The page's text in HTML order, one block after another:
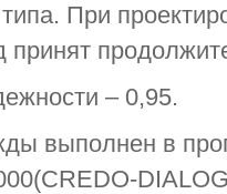
типа. При
принят
– 0,95.
выполнен в